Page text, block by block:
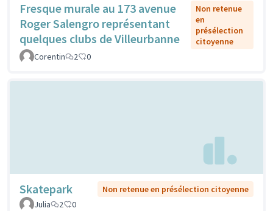
Fresque murale au 173 avenue
Roger Salengro représentant
quelques clubs de Villeurbanne
Non retenue
en
présélection
citoyenne
Corentin
2 0
Skatepark
Non retenue en présélection citoyenne
Julia
2 0